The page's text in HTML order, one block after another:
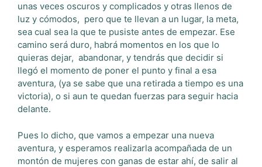
unas veces oscuros y complicados y otras llenos de
luz y cómodos, pero que te llevan a un lugar, la meta,
sea cual sea la que te pusiste antes de empezar. Ese
camino será duro, habrá momentos en los que lo
quieras dejar, abandonar, y tendrás que decidir si
llegó el momento de poner el punto y final a esa
aventura, (ya se sabe que una retirada a tiempo es una
victoria), o si aun te quedan fuerzas para seguir hacia
delante.
Pues lo dicho, que vamos a empezar una nueva
aventura, y esperamos realizarla acompañada de un
montón de mujeres con ganas de estar ahí, de salir al